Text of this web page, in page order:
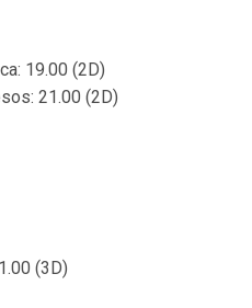
19.00 (2D)
21.00 (2D)
(3D)